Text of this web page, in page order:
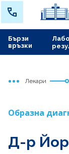
Бързи
връзки
Начало
Токуда
Лекари
Образна
Д-р